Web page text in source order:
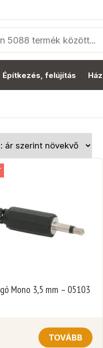
Építkezés, felújítás
Mono 3,5 mm – 05103
TOVÁBB